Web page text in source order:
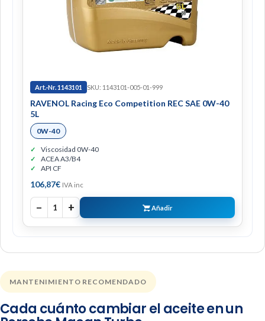
Art.-Nr. 1143101 SKU: 1143101-005-01-999
RAVENOL Racing Eco Competition REC SAE 0W-40
5L
0W-40
Viscosidad 0W-40
ACEA A3/B4
API CF
106,87€ IVA inc
− 1 + Añadir
MANTENIMIENTO RECOMENDADO
Cada cuánto cambiar el aceite en un